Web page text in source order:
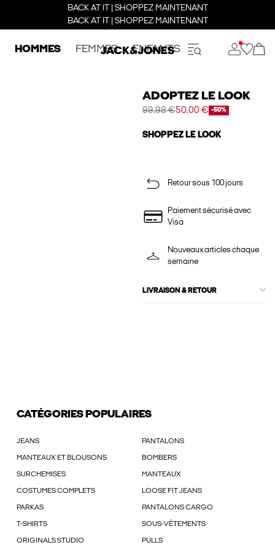
BACK AT IT | SHOPPEZ MAINTENANT
BACK AT IT | SHOPPEZ MAINTENANT
HOMMES FEMMES ENFANTS
ADOPTEZ LE LOOK
99.98 €50.00 € -50%
SHOPPEZ LE LOOK
Retour sous 100 jours
Paiement sécurisé avec
Visa
Nouveaux articles chaque
semaine
LIVRAISON & RETOUR
CATÉGORIES POPULAIRES
JEANS PANTALONS
MANTEAUX ET BLOUSONS BOMBERS
SURCHEMISES MANTEAUX
COSTUMES COMPLETS LOOSE FIT JEANS
PARKAS PANTALONS CARGO
T-SHIRTS SOUS-VÊTEMENTS
ORIGINALS STUDIO PULLS